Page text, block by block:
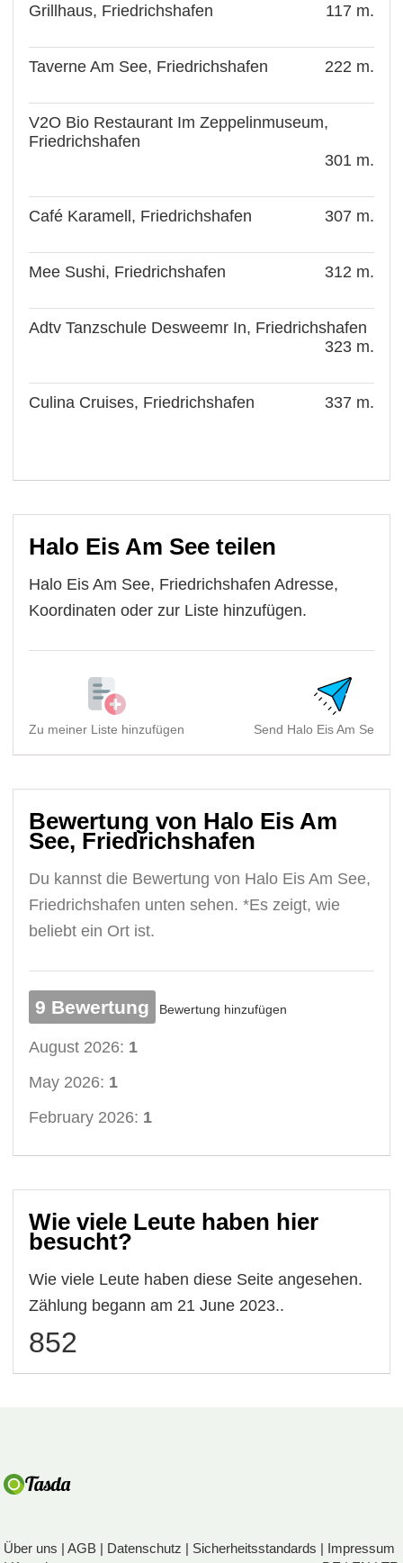
Grillhaus, Friedrichshafen 117 m.
Taverne Am See, Friedrichshafen 222 m.
V2O Bio Restaurant Im Zeppelinmuseum,
Friedrichshafen
301 m.
Café Karamell, Friedrichshafen 307 m.
Mee Sushi, Friedrichshafen 312 m.
Adtv Tanzschule Desweemr In, Friedrichshafen
323 m.
Culina Cruises, Friedrichshafen 337 m.
Halo Eis Am See teilen
Halo Eis Am See, Friedrichshafen Adresse,
Koordinaten oder zur Liste hinzufügen.
Zu meiner Liste hinzufügen Send Halo Eis Am See,
Bewertung von Halo Eis Am
See, Friedrichshafen
Du kannst die Bewertung von Halo Eis Am See,
Friedrichshafen unten sehen. *Es zeigt, wie
beliebt ein Ort ist.
9 Bewertung Bewertung hinzufügen
August 2026: 1
May 2026: 1
February 2026: 1
Wie viele Leute haben hier
besucht?
Wie viele Leute haben diese Seite angesehen.
Zählung begann am 21 June 2023..
852
Über uns |AGB | Datenschutz | Sicherheitsstandards | Impressum